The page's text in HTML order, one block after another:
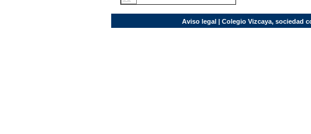
Aviso legal| Colegio Vizcaya, sociedad